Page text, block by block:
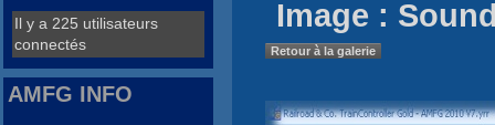
Image :
Retour à la galerie
Il y a 225 utilisateurs
connectés
AMFG INFO